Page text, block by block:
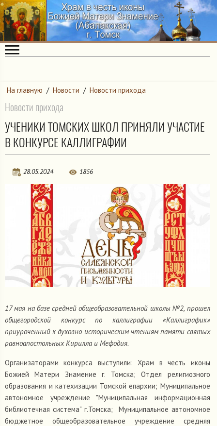
На главную / Новости / Новости прихода
Новости прихода
УЧЕНИКИ ТОМСКИХ ШКОЛ ПРИНЯЛИ УЧАСТИЕ
В КОНКУРСЕ КАЛЛИГРАФИИ
28.05.2024 1856
17 мая на базе средней общеобразовательной школы №2, прошел
общегородской конкурс по каллиграфии «Каллиграфик»
приуроченный к духовно-историческим чтениям памяти святых
равноапостольных Кирилла и Мефодия.
Организаторами конкурса выступили: Храм в честь иконы
Божией Матери Знамение г. Томска; Отдел религиозного
образования и катехизации Томской епархии; Муниципальное
автономное учреждение "Муниципальная информационная
библиотечная система" г.Томска; Муниципальное автономное
бюджетное общеобразовательное учреждение средняя